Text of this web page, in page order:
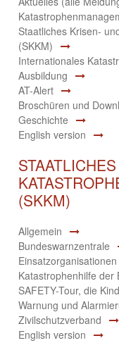
Staatliches Krisen-
(SKKM)
Internationales
Ausbildung
AT-Alert
Broschüren und
Geschichte
English version
(SKKM)
Allgemein
Bundeswarnzentrale
Einsatzorganisationen
Katastrophenhilfe der
SAFETY-Tour, die
Warnung und
Zivilschutzverband
English version